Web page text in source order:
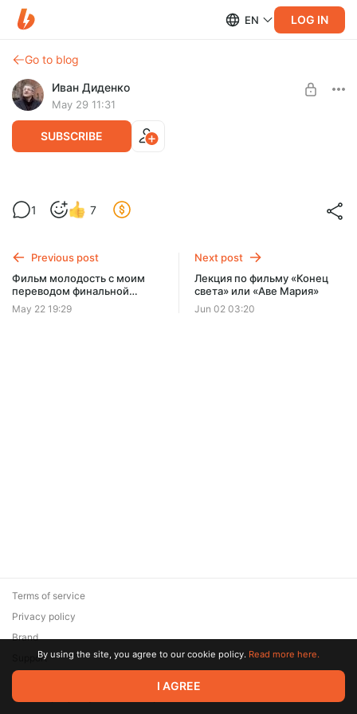
EN LOG IN
Go to blog
Иван Диденко
May 29 11:31
SUBSCRIBE
Лекция по фильму "Молодость"
SUBSCRIBE
1 7
Previous post
Фильм молодость с моим
переводом финальной
сцены
May 22 19:29
Next post
Лекция по фильму «Конец
света» или «Аве Мария»
Jun 02 03:20
© 2026 Zaya Solutions Limited. All rights reserved. All trademarks
are the property of their respective owners.
Terms of service
Privacy policy
Brand
SupportBy using the site, you agree to our cookie policy. Read more here.
I AGREE